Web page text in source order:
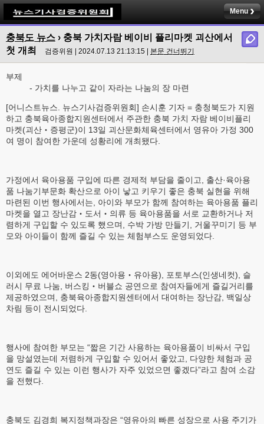
Menu
충북도 뉴스 › 충북 가치자람 베이비 플리마켓 괴산에서
첫 개최
검증위원 | 2024.07.13 21:13:15 | 본문 건너뛰기
부제
- 가치를 나누고 같이 자라는 나눔의 장 마련
[어니스트뉴스. 뉴스기사검증위원회] 손시훈 기자 = 충청북도가 지원
하고 충북육아종합지원센터에서 주관한 충북 가치 자람 베이비플리
마켓(괴산‧증평군)이 13일 괴산문화체육센터에서 영유아 가정 300
여 명이 참여한 가운데 성황리에 개최됐다.
가정에서 육아용품 구입에 따른 경제적 부담을 줄이고, 출산·육아용
품 나눔기부문화 확산으로 아이 낳고 키우기 좋은 충북 실현을 위해
마련된 이번 행사에서는, 아이와 부모가 함께 참여하는 육아용품 플리
마켓을 열고 장난감‧도서‧의류 등 육아용품을 서로 교환하거나 저
렴하게 구입할 수 있도록 했으며, 수박 가방 만들기, 거울꾸미기 등 부
모와 아이들이 함께 즐길 수 있는 체험부스도 운영되었다.
이외에도 에어바운스 2동(영아용‧유아용), 포토부스(인생네컷), 슬
러시 무료 나눔, 버스킹‧버블쇼 공연으로 참여자들에게 즐길거리를
제공하였으며, 충북육아종합지원센터에서 대여하는 장난감, 백일상
차림 등이 전시되었다.
행사에 참여한 부모는 “짧은 기간 사용하는 육아용품이 비싸서 구입
을 망설였는데 저렴하게 구입할 수 있어서 좋았고, 다양한 체험과 공
연도 즐길 수 있는 이런 행사가 자주 있었으면 좋겠다”라고 참여 소감
을 전했다.
충북도 김경희 복지정책과장은 “영유아의 빠른 성장으로 사용 주기가